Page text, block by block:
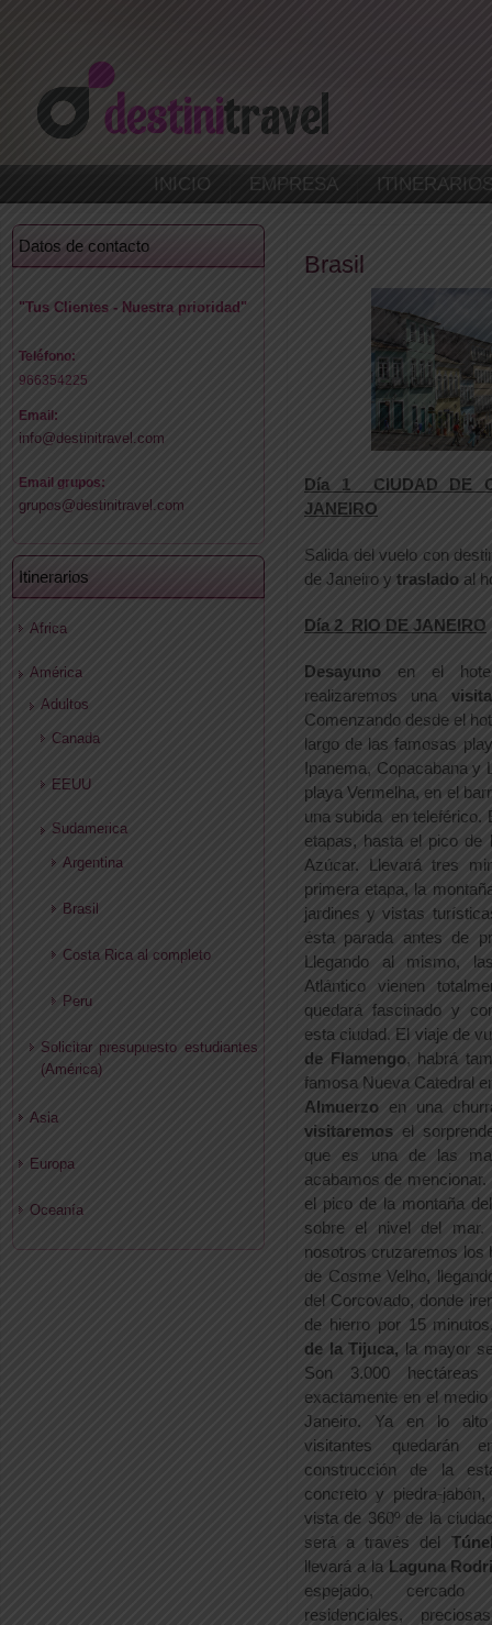
INICIO EMPRESA
Datos de contacto
"Tus Clientes - Nuestra prioridad"
Teléfono:
966354225
Email:
info@destinitravel.com
Email grupos:
grupos@destinitravel.com
Itinerarios
Africa
América
Adultos
Canada
EEUU
Sudamerica
Argentina
Brasil
Costa Rica al completo
Peru
Solicitar presupuesto estudiantes
(América)
Asia
Europa
Oceanía
Brasil
Día 1 CIUDAD DE
JANEIRO
Salida del vuelo con
de Janeiro y traslado al
Día 2 RIO DE JANEIRO
Desayuno en el
realizaremos una
Comenzando desde el
largo de las famosas
Ipanema, Copacabana y
playa Vermelha, en el
una subida en teleférico.
etapas, hasta el pico de
Azúcar. Llevará tres
primera etapa, la
jardines y vistas
ésta parada antes de
Llegando al mismo,
Atlántico vienen
quedará fascinado y
esta ciudad. El viaje de
de Flamengo, habrá
famosa Nueva Catedral
Almuerzo en una
visitaremos el
que es una de las
acabamos de
el pico de la montaña
sobre el nivel del
nosotros cruzaremos los
de Cosme Velho,
del Corcovado, donde
de hierro por 15
de la Tijuca, la mayor
Son 3.000
exactamente en el
Janeiro. Ya en lo
visitantes quedarán
construcción de la
concreto y piedra-
vista de 360º de la
será a través del
llevará a la Laguna
espejado, cercado
residenciales,